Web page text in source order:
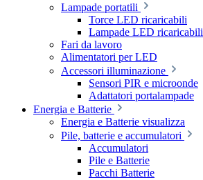
Lampade portatili
Torce LED ricaricabili
Lampade LED ricaricabili
Fari da lavoro
Alimentatori per LED
Accessori illuminazione
Sensori PIR e microonde
Adattatori portalampade
Energia e Batterie
Energia e Batterie visualizza
Pile, batterie e accumulatori
Accumulatori
Pile e Batterie
Pacchi Batterie